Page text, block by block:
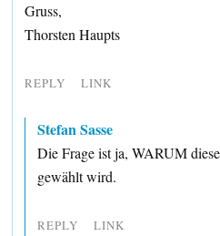
Gruss,
Thorsten Haupts
REPLY LINK
Stefan Sasse
Die Frage ist ja, WARUM
gewählt wird.
REPLY LINK